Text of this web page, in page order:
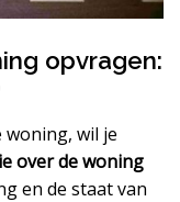
opvragen:
woning, wil je
over de woning
en de staat van